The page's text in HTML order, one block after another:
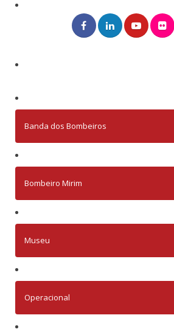
Banda dos Bombeiros
Bombeiro Mirim
Museu
Operacional